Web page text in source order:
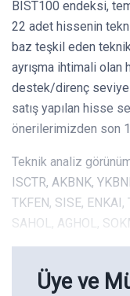
BIST100 endeksi,
22 adet hissenin
baz teşkil eden
ayrışma ihtimali olan
destek/direnç
satış yapılan hisse
önerilerimizden son
Teknik analiz
ISCTR, AKBNK,
TKFEN, SISE, ENKAI,
SAHOL, AGHOL,
Üye ve